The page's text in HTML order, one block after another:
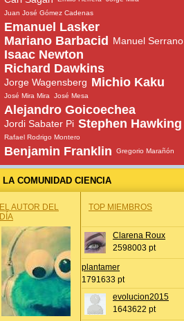
Juan José Gómez Cadenas
Emanuel Lasker
Mariano Barbacid
Manuel Serrano
Isaac Newton
Richard Dawkins
Jorge Wagensberg Michio Kaku
José Mira Mira José Mesa
Alejandro Goicoechea
Jordi Sabater Pi Stephen Hawking
Rafael Rodrigo Montero
Benjamin Franklin Gregorio Marañón
LA COMUNIDAD CIENCIA
EL AUTOR DEL
DÍA
TOP MIEMBROS
Clarena Roux
2598003 pt
plantamer
1791633 pt
evolucion2015
1643622 pt